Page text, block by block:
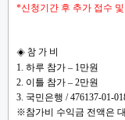
*신청기간 후 추가 접수
◈ 참 가 비
1. 하루 참가 – 1만원
2. 이틀 참가 – 2만원
3. 국민은행 / 476137-01-
※참가비 수익금 전액은